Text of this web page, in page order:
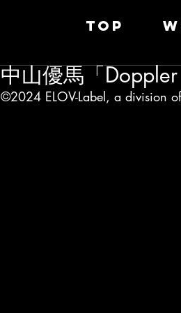
TOP
中山優馬「
©2024 ELOV-Label, a division